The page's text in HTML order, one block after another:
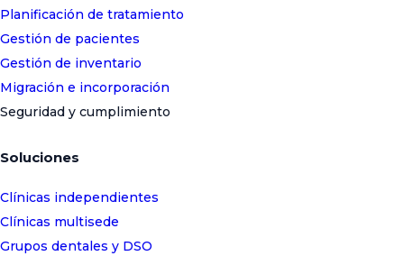
Planificación de tratamiento
Gestión de pacientes
Gestión de inventario
Migración e incorporación
Seguridad y cumplimiento
Soluciones
Clínicas independientes
Clínicas multisede
Grupos dentales y DSO